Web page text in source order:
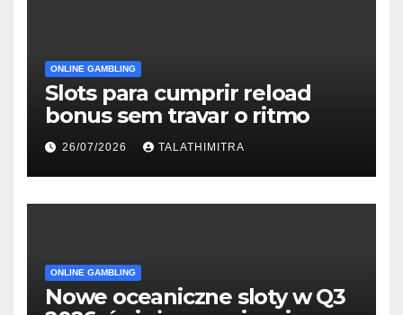
ONLINE GAMBLING
Slots para cumprir reload
bonus sem travar o ritmo
26/07/2026 TALATHIMITRA
ONLINE GAMBLING
Nowe oceaniczne sloty w Q3